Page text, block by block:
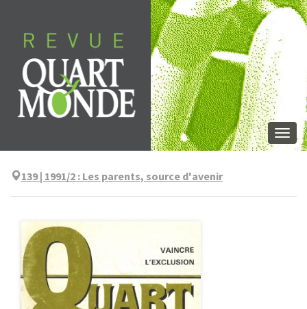
contenu
139 | 1991/2 : Les parents, source d'avenir